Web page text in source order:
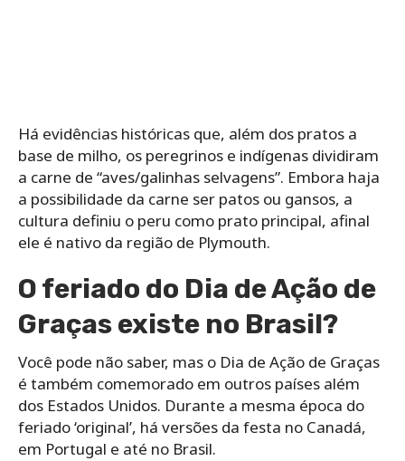
Há evidências históricas que, além dos pratos a
base de milho, os peregrinos e indígenas dividiram
a carne de “aves/galinhas selvagens”. Embora haja
a possibilidade da carne ser patos ou gansos, a
cultura definiu o peru como prato principal, afinal
ele é nativo da região de Plymouth.
O feriado do Dia de Ação de
Graças existe no Brasil?
Você pode não saber, mas o Dia de Ação de Graças
é também comemorado em outros países além
dos Estados Unidos. Durante a mesma época do
feriado ‘original’, há versões da festa no Canadá,
em Portugal e até no Brasil.